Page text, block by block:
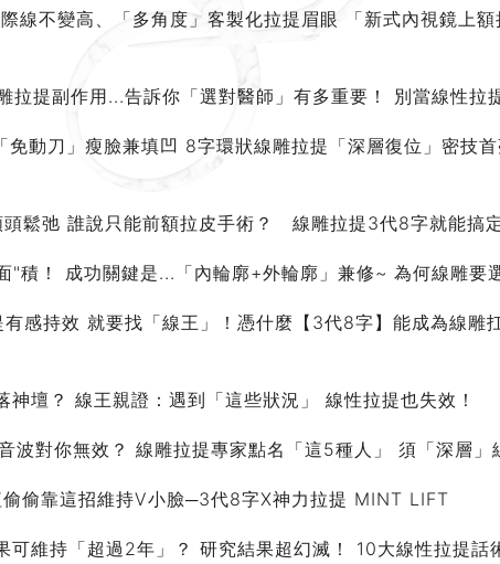
線不變高、「多角度」客製化拉提眉眼 「新式內視鏡
拉提副作用...告訴你「選對醫師」有多重要！ 別當線性拉
動刀」瘦臉兼填凹 8字環狀線雕拉提「深層復位」密技
鬆弛 誰說只能前額拉皮手術？ 線雕拉提3代8字就能搞
積！ 成功關鍵是...「內輪廓+外輪廓」兼修~ 為何線雕要
感持效 就要找「線王」！憑什麼【3代8字】能成為線雕
壇？ 線王親證：遇到「這些狀況」 線性拉提也失效！
波對你無效？ 線雕拉提專家點名「這5種人」 須「深層
偷靠這招維持V小臉─3代8字X神力拉提 MINT LIFT
維持「超過2年」？ 研究結果超幻滅！ 10大線性拉提話